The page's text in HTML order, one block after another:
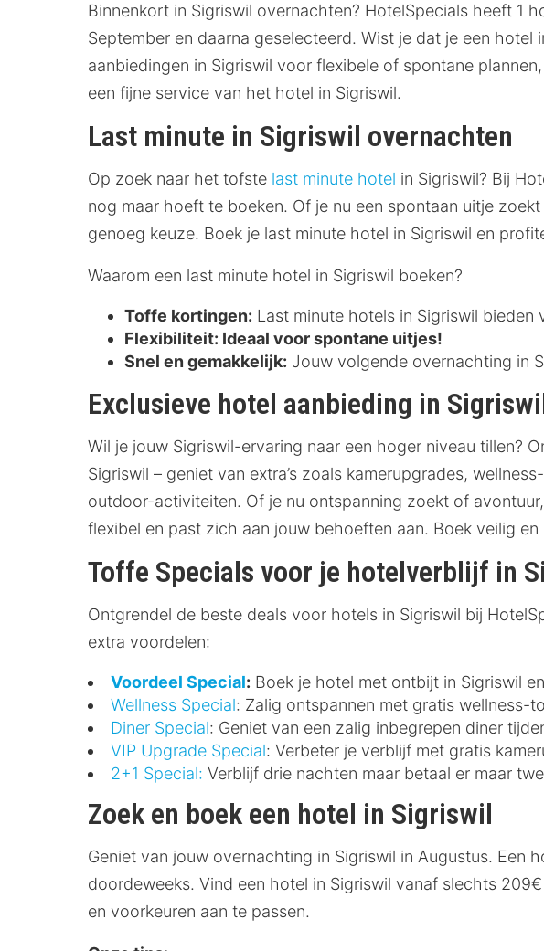
Binnenkort in Sigriswil overnachten? HotelSpecials heeft 1
September en daarna geselecteerd. Wist je dat je een
aanbiedingen in Sigriswil voor flexibele of spontane
een fijne service van het hotel in Sigriswil.
Last minute in Sigriswil overnachten
Op zoek naar het tofste last minute hotel in Sigriswil? Bij
nog maar hoeft te boeken. Of je nu een spontaan uitje zoekt
genoeg keuze. Boek je last minute hotel in Sigriswil en
Waarom een last minute hotel in Sigriswil boeken?
Toffe kortingen: Last minute hotels in Sigriswil bieden
Flexibiliteit: Ideaal voor spontane uitjes!
Snel en gemakkelijk: Jouw volgende overnachting in
Exclusieve hotel aanbieding in
Wil je jouw Sigriswil-ervaring naar een hoger niveau tillen?
Sigriswil – geniet van extra’s zoals kamerupgrades,
outdoor-activiteiten. Of je nu ontspanning zoekt of
flexibel en past zich aan jouw behoeften aan. Boek veilig
Toffe Specials voor je hotelverblijf in
Ontgrendel de beste deals voor hotels in Sigriswil bij
extra voordelen:
Voordeel Special: Boek je hotel met ontbijt in Sigriswil
Wellness Special: Zalig ontspannen met gratis wellness-
Diner Special: Geniet van een zalig inbegrepen diner
VIP Upgrade Special: Verbeter je verblijf met gratis
2+1 Special: Verblijf drie nachten maar betaal er maar
Zoek en boek een hotel in Sigriswil
Geniet van jouw overnachting in Sigriswil in Augustus. Een
doordeweeks. Vind een hotel in Sigriswil vanaf slechts
en voorkeuren aan te passen.